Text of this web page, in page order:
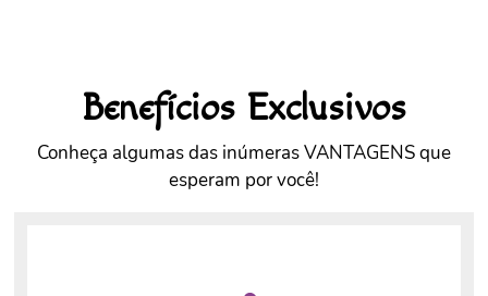
Benefícios Exclusivos
Conheça algumas das inúmeras VANTAGENS que
esperam por você!